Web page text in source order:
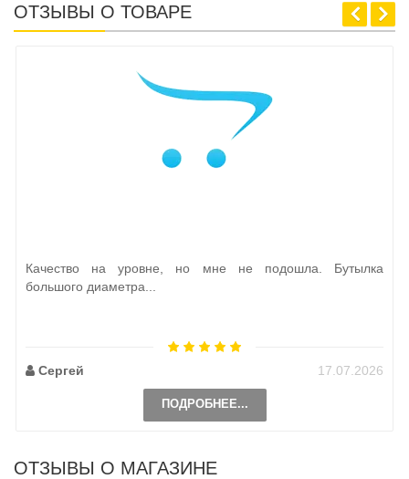
ОТЗЫВЫ О ТОВАРЕ
Качество на уровне, но мне не подошла. Бутылка
большого диаметра...
Сергей 17.07.2026
ПОДРОБНЕЕ...
ОТЗЫВЫ О МАГАЗИНЕ